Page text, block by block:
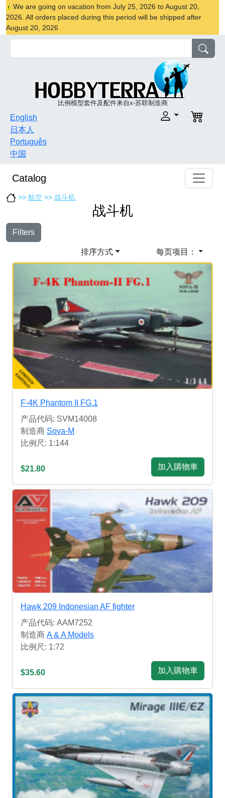
We are going on vacation from July 25, 2026 to August 20,
2026. All orders placed during this period will be shipped after
August 20, 2026
比例模型套件及配件来自x-苏联制造商
English
日本人
Português
中国
Catalog
>> 航空 >> 战斗机
战斗机
Filters
排序方式 每页项目：
F-4K Phantom II FG.1
产品代码: SVM14008
制造商 Sova-M
比例尺: 1:144
$21.80 加入購物車
Hawk 209 Indonesian AF fighter
产品代码: AAM7252
制造商 A & A Models
比例尺: 1:72
$35.60 加入購物車